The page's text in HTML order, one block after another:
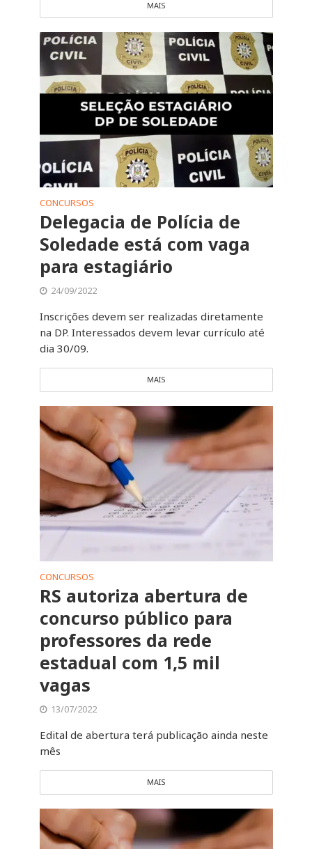
MAIS
CONCURSOS
Delegacia de Polícia de
Soledade está com vaga
para estagiário
24/09/2022
Inscrições devem ser realizadas diretamente
na DP. Interessados devem levar currículo até
dia 30/09.
MAIS
CONCURSOS
RS autoriza abertura de
concurso público para
professores da rede
estadual com 1,5 mil
vagas
13/07/2022
Edital de abertura terá publicação ainda neste
mês
MAIS